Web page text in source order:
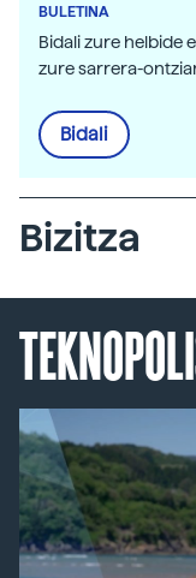
BULETINA
Bidali zure helbide
zure sarrera-
Bidali
Bizitza